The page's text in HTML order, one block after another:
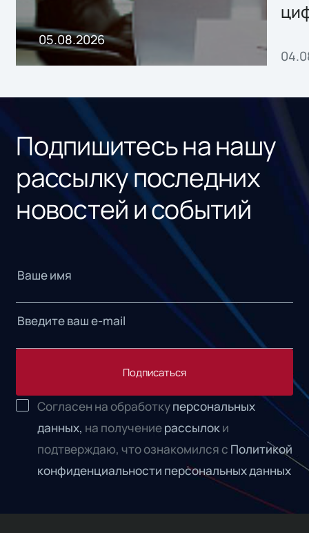
05.08.2026
Подпишитесь на нашу
рассылку последних
новостей и событий
Подписаться
Согласен на обработкуперсональных
данных, на получениерассылоки
подтверждаю, что ознакомился с Политикой
конфиденциальности персональных данных